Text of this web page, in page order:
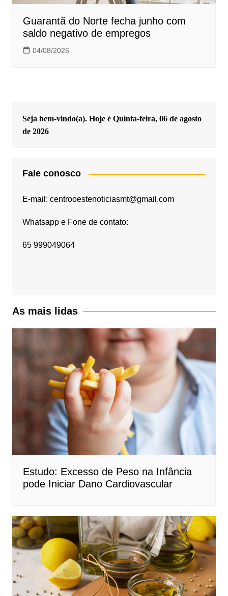
Guarantã do Norte fecha junho com
saldo negativo de empregos
04/08/2026
Seja bem-vindo(a). Hoje é Quinta-feira, 06 de agosto
de 2026
Fale conosco
E-mail: centrooestenoticiasmt@gmail.com
Whatsapp e Fone de contato:
65 999049064
As mais lidas
Estudo: Excesso de Peso na Infância
pode Iniciar Dano Cardiovascular